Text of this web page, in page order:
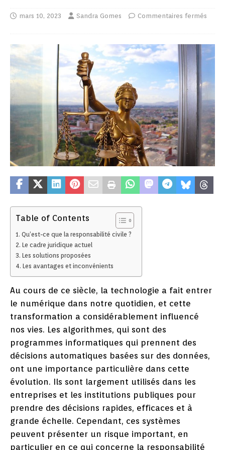
mars 10, 2023 Sandra Gomes Commentaires fermés
Table of Contents
Qu’est-ce que la responsabilité civile ?
Le cadre juridique actuel
Les solutions proposées
Les avantages et inconvénients
Au cours de ce siècle, la technologie a fait entrer
le numérique dans notre quotidien, et cette
transformation a considérablement influencé
nos vies. Les algorithmes, qui sont des
programmes informatiques qui prennent des
décisions automatiques basées sur des données,
ont une importance particulière dans cette
évolution. Ils sont largement utilisés dans les
entreprises et les institutions publiques pour
prendre des décisions rapides, efficaces et à
grande échelle. Cependant, ces systèmes
peuvent présenter un risque important, en
particulier en ce qui concerne la responsabilité